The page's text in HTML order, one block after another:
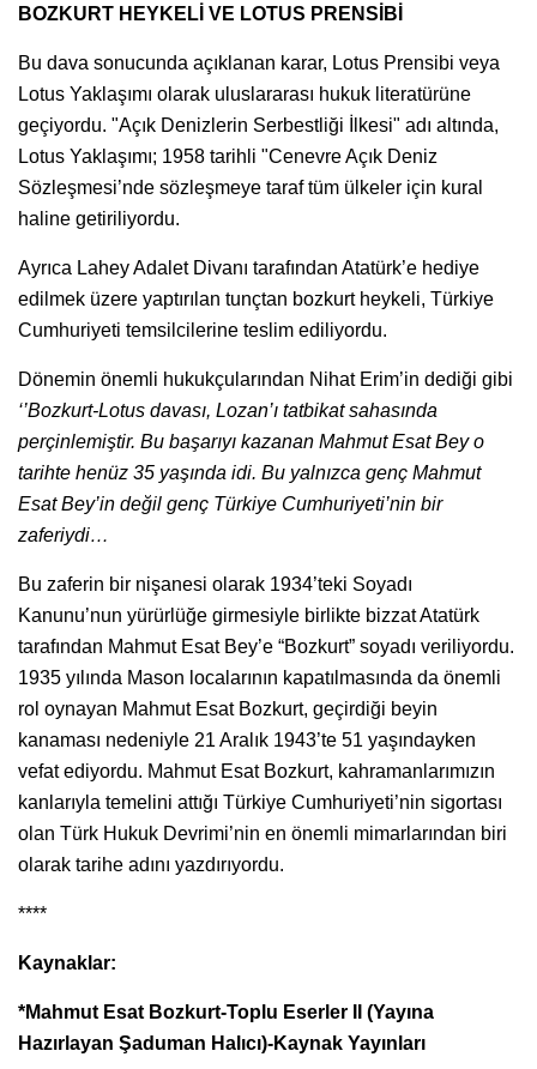
BOZKURT HEYKELİ VE LOTUS PRENSİBİ
Bu dava sonucunda açıklanan karar, Lotus Prensibi veya
Lotus Yaklaşımı olarak uluslararası hukuk literatürüne
geçiyordu. "Açık Denizlerin Serbestliği İlkesi" adı altında,
Lotus Yaklaşımı; 1958 tarihli "Cenevre Açık Deniz
Sözleşmesi’nde sözleşmeye taraf tüm ülkeler için kural
haline getiriliyordu.
Ayrıca Lahey Adalet Divanı tarafından Atatürk’e hediye
edilmek üzere yaptırılan tunçtan bozkurt heykeli, Türkiye
Cumhuriyeti temsilcilerine teslim ediliyordu.
Dönemin önemli hukukçularından Nihat Erim’in dediği gibi
‘’Bozkurt-Lotus davası, Lozan’ı tatbikat sahasında
perçinlemiştir. Bu başarıyı kazanan Mahmut Esat Bey o
tarihte henüz 35 yaşında idi. Bu yalnızca genç Mahmut
Esat Bey’in değil genç Türkiye Cumhuriyeti’nin bir
zaferiydi…
Bu zaferin bir nişanesi olarak 1934’teki Soyadı
Kanunu’nun yürürlüğe girmesiyle birlikte bizzat Atatürk
tarafından Mahmut Esat Bey’e “Bozkurt” soyadı veriliyordu.
1935 yılında Mason localarının kapatılmasında da önemli
rol oynayan Mahmut Esat Bozkurt, geçirdiği beyin
kanaması nedeniyle 21 Aralık 1943’te 51 yaşındayken
vefat ediyordu. Mahmut Esat Bozkurt, kahramanlarımızın
kanlarıyla temelini attığı Türkiye Cumhuriyeti’nin sigortası
olan Türk Hukuk Devrimi’nin en önemli mimarlarından biri
olarak tarihe adını yazdırıyordu.
****
Kaynaklar:
*Mahmut Esat Bozkurt-Toplu Eserler II (Yayına
Hazırlayan Şaduman Halıcı)-Kaynak Yayınları